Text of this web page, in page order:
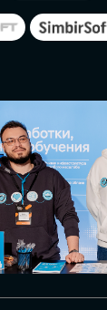
ПРОГРАММУ
СПИКЕРОМ